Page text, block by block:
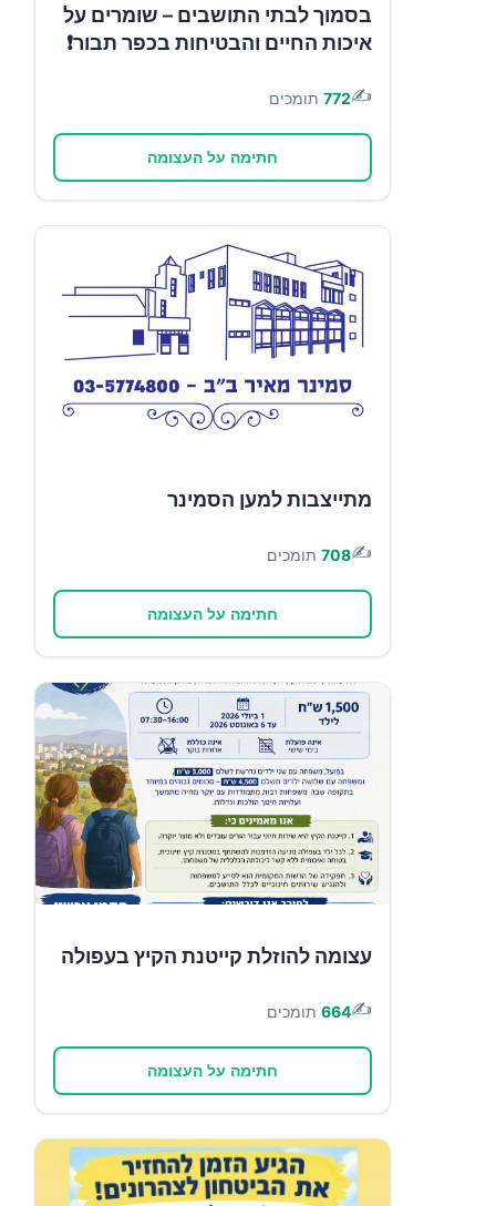
בסמוך לבתי התושבים – שומרים על
איכות החיים והבטיחות בכפר תבור❗
✍️
772 תומכים
חתימה על העצומה
מתייצבות למען הסמינר
✍️
708 תומכים
חתימה על העצומה
עצומה להוזלת קייטנת הקיץ בעפולה
✍️
664 תומכים
חתימה על העצומה